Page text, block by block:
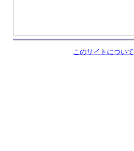
このサイトについて